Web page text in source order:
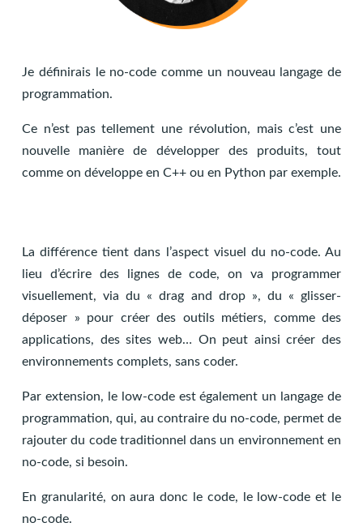
Je définirais le no-code comme un nouveau langage de
programmation.
Ce n’est pas tellement une révolution, mais c’est une
nouvelle manière de développer des produits, tout
comme on développe en C++ ou en Python par exemple.
La différence tient dans l’aspect visuel du no-code. Au
lieu d’écrire des lignes de code, on va programmer
visuellement, via du « drag and drop », du « glisser-
déposer » pour créer des outils métiers, comme des
applications, des sites web… On peut ainsi créer des
environnements complets, sans coder.
Par extension, le low-code est également un langage de
programmation, qui, au contraire du no-code, permet de
rajouter du code traditionnel dans un environnement en
no-code, si besoin.
En granularité, on aura donc le code, le low-code et le
no-code.